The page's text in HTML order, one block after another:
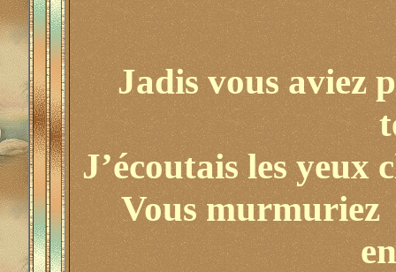
Jadis vous aviez
J’écoutais les yeux
Vous murmuriez